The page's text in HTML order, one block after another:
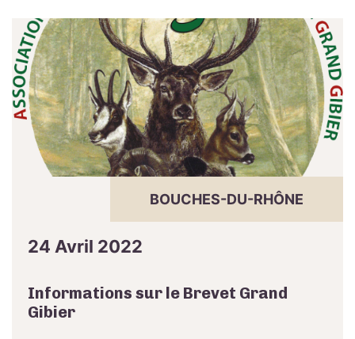
BOUCHES-DU-RHÔNE
24 Avril 2022
Informations sur le Brevet Grand
Gibier